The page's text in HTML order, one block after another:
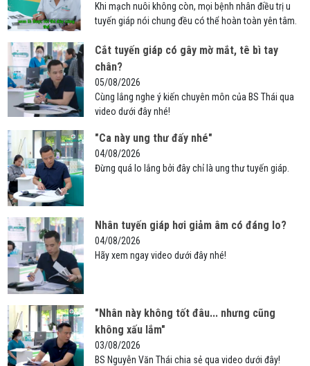
Khi mạch nuôi không còn, mọi bệnh nhân điều trị u
tuyến giáp nói chung đều có thể hoàn toàn yên tâm.
Cắt tuyến giáp có gây mờ mắt, tê bì tay
chân?
05/08/2026
Cùng lắng nghe ý kiến chuyên môn của BS Thái qua
video dưới đây nhé!
"Ca này ung thư đấy nhé"
04/08/2026
Đừng quá lo lắng bởi đây chỉ là ung thư tuyến giáp.
Nhân tuyến giáp hơi giảm âm có đáng lo?
04/08/2026
Hãy xem ngay video dưới đây nhé!
"Nhân này không tốt đâu... nhưng cũng
không xấu lắm"
03/08/2026
BS Nguyễn Văn Thái chia sẻ qua video dưới đây!